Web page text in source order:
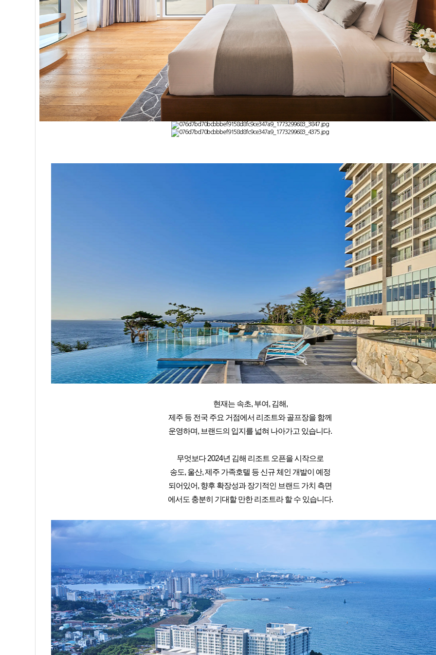
현재는 속초, 부여, 김해,
제주 등 전국 주요 거점에서 리조트와 골프장을 함께
운영하며, 브랜드의 입지를 넓혀 나아가고 있습니다.
무엇보다 2024년 김해 리조트 오픈을 시작으로
송도, 울산, 제주 가족호텔 등 신규 체인 개발이 예정
되어있어, 향후 확장성과 장기적인 브랜드 가치 측면
에서도 충분히 기대할 만한 리조트라 할 수 있습니다.